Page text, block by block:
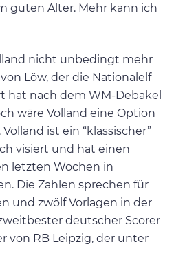
guten Alter. Mehr kann ich
nicht unbedingt mehr
Löw, der die Nationalelf
hat nach dem WM-Debakel
wäre Volland eine Option
ist ein “klassischer”
visiert und hat einen
letzten Wochen in
Die Zahlen sprechen für
und zwölf Vorlagen in der
deutscher Scorer
von RB Leipzig, der unter